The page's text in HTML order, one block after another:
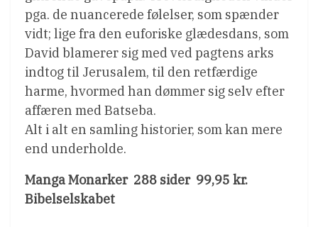
pga. de nuancerede følelser, som spænder
vidt; lige fra den euforiske glædesdans, som
David blamerer sig med ved pagtens arks
indtog til Jerusalem, til den retfærdige
harme, hvormed han dømmer sig selv efter
affæren med Batseba.
Alt i alt en samling historier, som kan mere
end underholde.
Manga Monarker  288 sider  99,95 kr. 
Bibelselskabet